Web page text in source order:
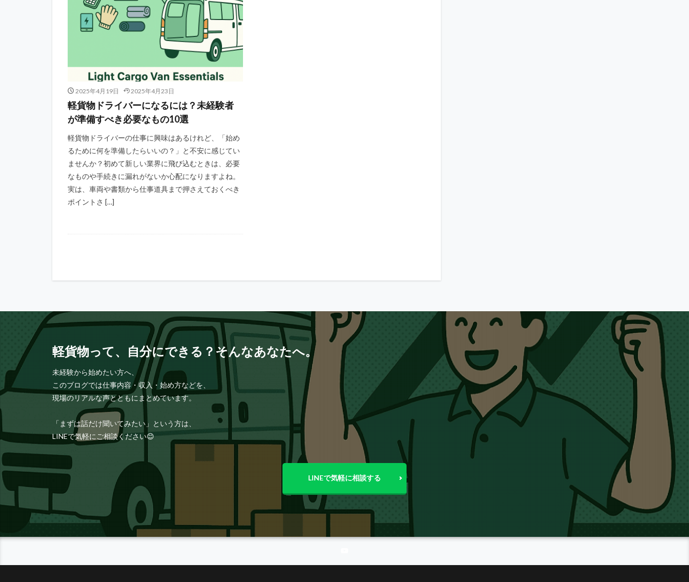
2025年4月19日 2025年4月23日
軽貨物ドライバーになるには？未経験者
が準備すべき必要なもの10選
軽貨物ドライバーの仕事に興味はあるけれど、「始め
るために何を準備したらいいの？」と不安に感じてい
ませんか？初めて新しい業界に飛び込むときは、必要
なものや手続きに漏れがないか心配になりますよね。
実は、車両や書類から仕事道具まで押さえておくべき
ポイントさ […]
軽貨物って、自分にできる？そんなあなたへ。
未経験から始めたい方へ、
このブログでは仕事内容・収入・始め方などを、
現場のリアルな声とともにまとめています。
「まずは話だけ聞いてみたい」という方は、
LINEで気軽にご相談ください😊
LINEで気軽に相談する